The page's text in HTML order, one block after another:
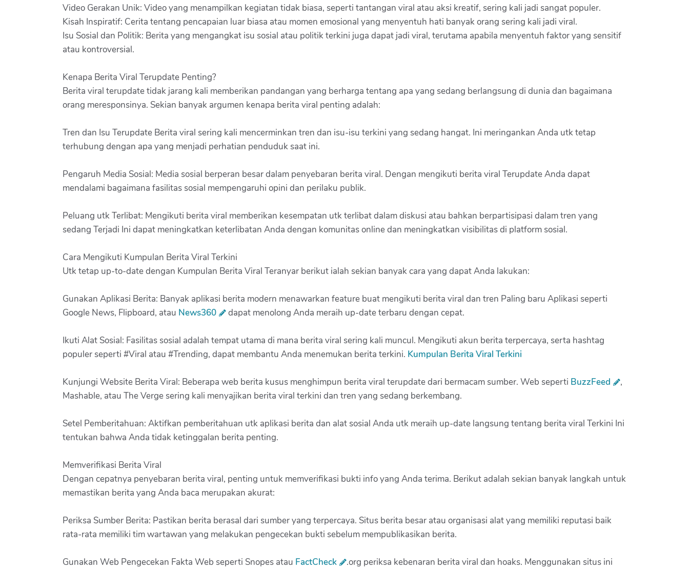
Video Gerakan Unik: Video yang menampilkan kegiatan tidak biasa, seperti tantangan viral atau aksi kreatif, sering kali jadi sangat populer.
Kisah Inspiratif: Cerita tentang pencapaian luar biasa atau momen emosional yang menyentuh hati banyak orang sering kali jadi viral.
Isu Sosial dan Politik: Berita yang mengangkat isu sosial atau politik terkini juga dapat jadi viral, terutama apabila menyentuh faktor yang sensitif
atau kontroversial.
Kenapa Berita Viral Terupdate Penting?
Berita viral terupdate tidak jarang kali memberikan pandangan yang berharga tentang apa yang sedang berlangsung di dunia dan bagaimana
orang meresponsinya. Sekian banyak argumen kenapa berita viral penting adalah:
Tren dan Isu Terupdate Berita viral sering kali mencerminkan tren dan isu-isu terkini yang sedang hangat. Ini meringankan Anda utk tetap
terhubung dengan apa yang menjadi perhatian penduduk saat ini.
Pengaruh Media Sosial: Media sosial berperan besar dalam penyebaran berita viral. Dengan mengikuti berita viral Terupdate Anda dapat
mendalami bagaimana fasilitas sosial mempengaruhi opini dan perilaku publik.
Peluang utk Terlibat: Mengikuti berita viral memberikan kesempatan utk terlibat dalam diskusi atau bahkan berpartisipasi dalam tren yang
sedang Terjadi Ini dapat meningkatkan keterlibatan Anda dengan komunitas online dan meningkatkan visibilitas di platform sosial.
Cara Mengikuti Kumpulan Berita Viral Terkini
Utk tetap up-to-date dengan Kumpulan Berita Viral Teranyar berikut ialah sekian banyak cara yang dapat Anda lakukan:
Gunakan Aplikasi Berita: Banyak aplikasi berita modern menawarkan feature buat mengikuti berita viral dan tren Paling baru Aplikasi seperti
Google News, Flipboard, atau News360 dapat menolong Anda meraih up-date terbaru dengan cepat.
Ikuti Alat Sosial: Fasilitas sosial adalah tempat utama di mana berita viral sering kali muncul. Mengikuti akun berita terpercaya, serta hashtag
populer seperti #Viral atau #Trending, dapat membantu Anda menemukan berita terkini. Kumpulan Berita Viral Terkini
Kunjungi Website Berita Viral: Beberapa web berita kusus menghimpun berita viral terupdate dari bermacam sumber. Web seperti BuzzFeed
,
Mashable, atau The Verge sering kali menyajikan berita viral terkini dan tren yang sedang berkembang.
Setel Pemberitahuan: Aktifkan pemberitahuan utk aplikasi berita dan alat sosial Anda utk meraih up-date langsung tentang berita viral Terkini Ini
tentukan bahwa Anda tidak ketinggalan berita penting.
Memverifikasi Berita Viral
Dengan cepatnya penyebaran berita viral, penting untuk memverifikasi bukti info yang Anda terima. Berikut adalah sekian banyak langkah untuk
memastikan berita yang Anda baca merupakan akurat:
Periksa Sumber Berita: Pastikan berita berasal dari sumber yang terpercaya. Situs berita besar atau organisasi alat yang memiliki reputasi baik
rata-rata memiliki tim wartawan yang melakukan pengecekan bukti sebelum mempublikasikan berita.
Gunakan Web Pengecekan Fakta Web seperti Snopes atau FactCheck .org periksa kebenaran berita viral dan hoaks. Menggunakan situs ini